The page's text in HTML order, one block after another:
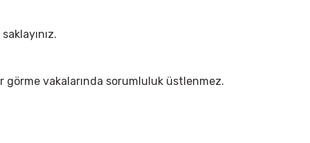
görme vakalarında sorumluluk üstlenmez.